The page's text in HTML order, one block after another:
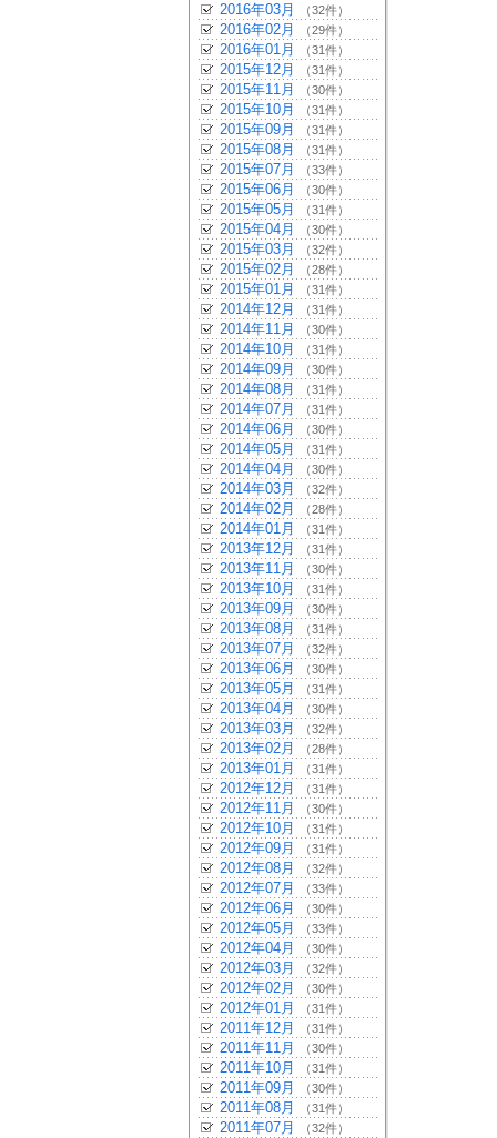
2016年03月 （32件）
2016年02月 （29件）
2016年01月 （31件）
2015年12月 （31件）
2015年11月 （30件）
2015年10月 （31件）
2015年09月 （31件）
2015年08月 （31件）
2015年07月 （33件）
2015年06月 （30件）
2015年05月 （31件）
2015年04月 （30件）
2015年03月 （32件）
2015年02月 （28件）
2015年01月 （31件）
2014年12月 （31件）
2014年11月 （30件）
2014年10月 （31件）
2014年09月 （30件）
2014年08月 （31件）
2014年07月 （31件）
2014年06月 （30件）
2014年05月 （31件）
2014年04月 （30件）
2014年03月 （32件）
2014年02月 （28件）
2014年01月 （31件）
2013年12月 （31件）
2013年11月 （30件）
2013年10月 （31件）
2013年09月 （30件）
2013年08月 （31件）
2013年07月 （32件）
2013年06月 （30件）
2013年05月 （31件）
2013年04月 （30件）
2013年03月 （32件）
2013年02月 （28件）
2013年01月 （31件）
2012年12月 （31件）
2012年11月 （30件）
2012年10月 （31件）
2012年09月 （31件）
2012年08月 （32件）
2012年07月 （33件）
2012年06月 （30件）
2012年05月 （33件）
2012年04月 （30件）
2012年03月 （32件）
2012年02月 （30件）
2012年01月 （31件）
2011年12月 （31件）
2011年11月 （30件）
2011年10月 （31件）
2011年09月 （30件）
2011年08月 （31件）
2011年07月 （32件）